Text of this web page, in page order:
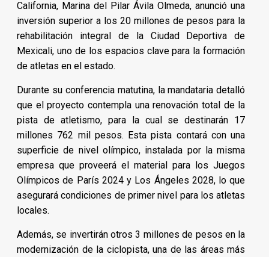
California, Marina del Pilar Ávila Olmeda, anunció una
inversión superior a los 20 millones de pesos para la
rehabilitación integral de la Ciudad Deportiva de
Mexicali, uno de los espacios clave para la formación
de atletas en el estado.
Durante su conferencia matutina, la mandataria detalló
que el proyecto contempla una renovación total de la
pista de atletismo, para la cual se destinarán 17
millones 762 mil pesos. Esta pista contará con una
superficie de nivel olímpico, instalada por la misma
empresa que proveerá el material para los Juegos
Olímpicos de París 2024 y Los Ángeles 2028, lo que
asegurará condiciones de primer nivel para los atletas
locales.
Además, se invertirán otros 3 millones de pesos en la
modernización de la ciclopista, una de las áreas más